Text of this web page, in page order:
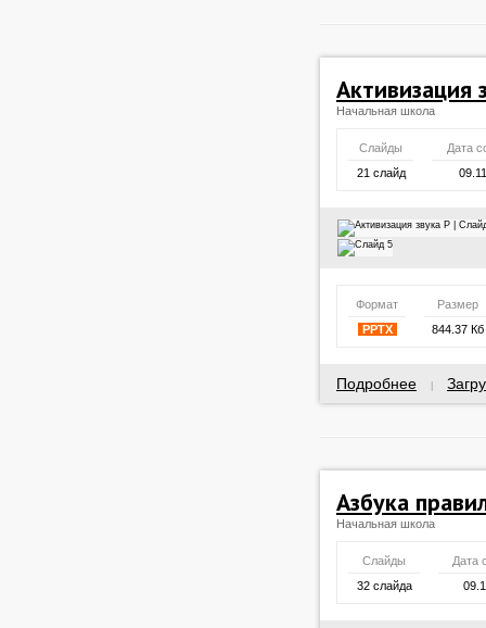
Активизация
Начальная школа
Слайды
Дата
21 слайд
Формат
Размер
PPTX
844.37 Кб
Подробнее
Азбука
Начальная школа
Слайды
Дата
32 слайда